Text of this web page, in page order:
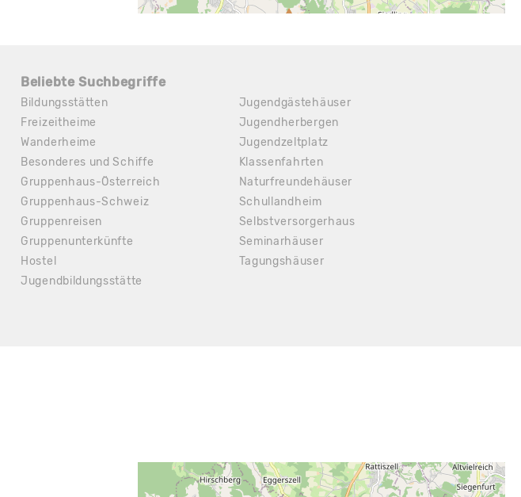
Beliebte Suchbegriffe
Bildungsstätten
Freizeitheime
Wanderheime
Besonderes und Schiffe
Gruppenhaus-Österreich
Gruppenhaus-Schweiz
Gruppenreisen
Gruppenunterkünfte
Hostel
Jugendbildungsstätte
Jugendgästehäuser
Jugendherbergen
Jugendzeltplatz
Klassenfahrten
Naturfreundehäuser
Schullandheim
Selbstversorgerhaus
Seminarhäuser
Tagungshäuser